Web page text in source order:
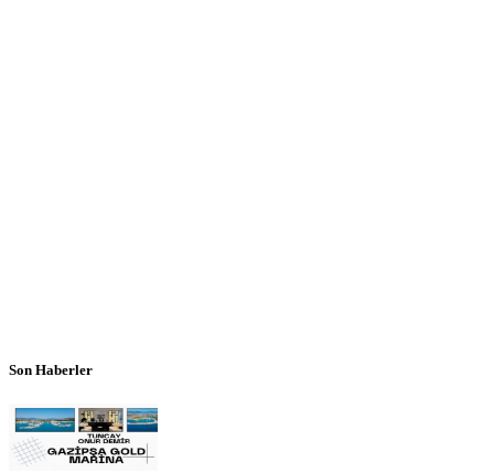
Son Haberler